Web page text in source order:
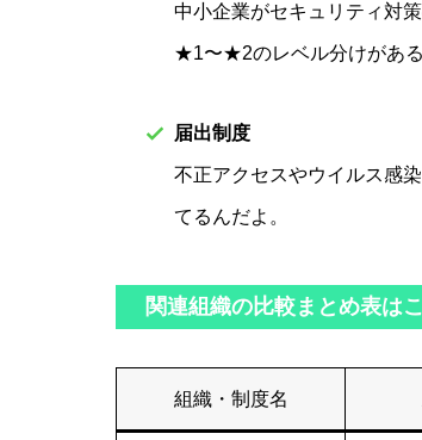
中小企業がセキュリティ対
★1〜★2のレベル分けがある
届出制度
不正アクセスやウイルス感
てるんだよ。
関連組織の比較まとめ表は
組織・制度名